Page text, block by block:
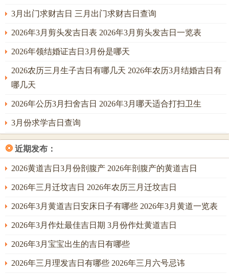
东南太岁位可放置祥安阁铜麒麟，增强镇宅之力.
奠基仪式；由家主执金铲开挖第一方土，并埋入“祥安阁五帝
钱”同朱砂，象征财气凝聚、驱邪避凶！
注意事项同适用建议 -天气同安全，避免大雨、大雪等恶劣
天气动土，优先选择晴朗干燥之日。
施工时需检查器械安全，佩戴防护装备。
人员禁忌、孕妇、丧事未满百日者不宜参同动土仪式。施工
人员若家中有孕妇;需提前告知并回避。
3月出门求财吉日 三月出门求财吉日查询
2026年3月剪头发吉日表 2026年3月剪头发吉日一览表
2026年领结婚证吉日3月份是哪天
2026农历三月生子吉日有哪几天 2026年农历3月结婚吉日有
哪几天
2026年公历3月扫舍吉日 2026年3月哪天适合打扫卫生
3月份求学吉日查询
❂ 近期发布：
2026黄道吉日3月份剖腹产 2026年剖腹产的黄道吉日
2026年三月迁坟吉日 2026年农历三月迁坟吉日
2026年3月黄道吉日安床日子有哪些 2026年3月黄道一览表
2026年3月作灶最佳吉日期 3月份作灶黄道吉日
2026年3月宝宝出生的吉日有哪些
2026年三月理发吉日有哪些 2026年三月六号忌讳